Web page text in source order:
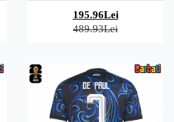
195.96Lei
489.93Lei